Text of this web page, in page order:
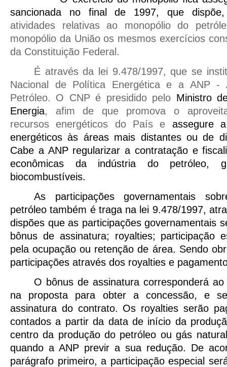
sancionada no final de 1997, que
atividades relativas ao monopólio do
monopólio da União os mesmos exercícios
da Constituição Federal.
É através da lei 9.478/1997, que se
Nacional de Política Energética e a ANP -
Petróleo. O CNP é presidido pelo Ministro
Energia, afim de que promova o
recursos energéticos do País e assegure
energéticos às áreas mais distantes ou de
Cabe a ANP regularizar a contratação e
econômicas da indústria do petróleo,
biocombustíveis.
As participações governamentais
petróleo também é traga na lei 9.478/1997,
dispões que as participações governamentais
bônus de assinatura; royalties; participação
pela ocupação ou retenção de área. Sendo
participações através dos royalties e
O bônus de assinatura corresponderá
na proposta para obter a concessão, e
assinatura do contrato. Os royalties serão
contados a partir da data de início da
centro da produção do petróleo ou gás
quando a ANP previr a sua redução. De
parágrafo primeiro, a participação especial